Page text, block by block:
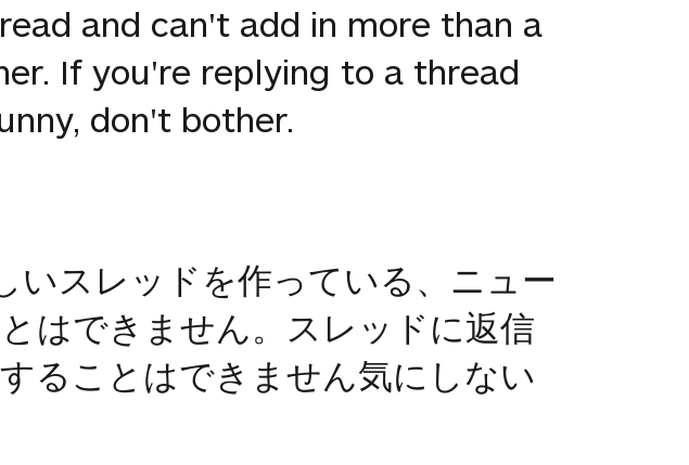
and can't add in more than a
If you're replying to a thread
don't bother.
いスレッドを作っている、ニュー
はできません。スレッドに返信
ることはできません気にしない